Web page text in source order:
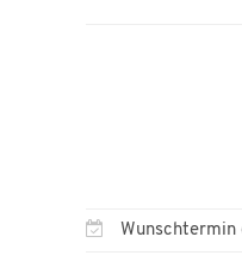
Wunschtermin